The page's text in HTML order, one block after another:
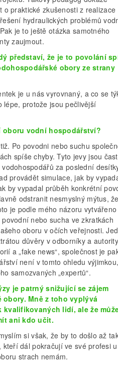
praktické zkušenosti z realizace
hydraulických problémů
je to ještě otázka samotného
zaujmout.
představí, že je to povolání
obory ze strany
je u nás vyrovnaný, a co se
lépe, protože jsou pečlivější
oboru vodní hospodářství?
Po povodni nebo suchu
spíše chyby. Tyto jevy jsou
za poslední
provádět simulace, jak by
by vypadal průběh konkrétní
odstranit nesmyslný mýtus, že
je podle mého názoru
nebo sucha ve zkratkách
oboru v očích veřejnosti.
důvěry v odborníky a
a „fake news“, společnost je
není v tomto ohledu
samozvaných „expertů“.
je patrný snižující se zájem
Mně z toho vyplývá
lidí, ale že
ani kdo učit.
si však, že by to došlo až
dál pokračují ve své profesi
strach nemám.